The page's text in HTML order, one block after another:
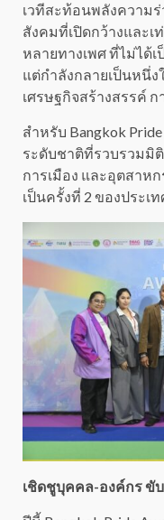
เวทีสะท้อนพลังความ
สังคมที่เปิดกว้างและ
หลายทางเพศ ที่ไม่ได้
แต่กำลังกลายเป็นหนึ่
เศรษฐกิจสร้างสรรค์
สำหรับ Bangkok
ระดับชาติที่รวบรวมมิ
การเมือง และอุตสาห
เป็นครั้งที่ 2 ของประเ
เชิดชูบุคคล-องค์กรขั